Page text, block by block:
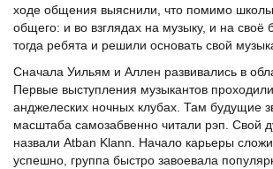
ходе общения выяснили, что помимо
общего: и во взглядах на музыку, и на
тогда ребята и решили основать свой
Сначала Уильям и Аллен развивались в
Первые выступления музыкантов
анджелеских ночных клубах. Там будущие
масштаба самозабвенно читали рэп. Свой
назвали Atban Klann. Начало карьеры
успешно, группа быстро завоевала